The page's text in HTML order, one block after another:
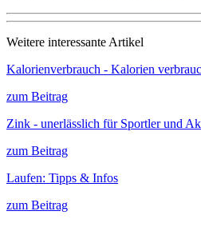
Weitere interessante Artikel
Kalorienverbrauch - Kalorien
zum Beitrag
Zink - unerlässlich für Sportler und
zum Beitrag
Laufen: Tipps & Infos
zum Beitrag